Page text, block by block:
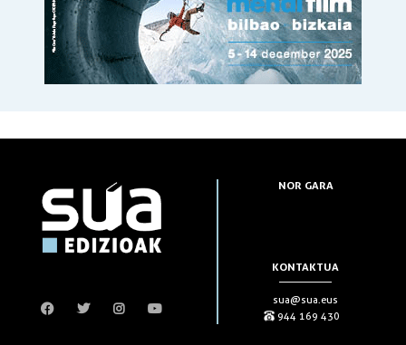
NOR GARA
KONTAKTUA
sua@sua.eus
944 169 430